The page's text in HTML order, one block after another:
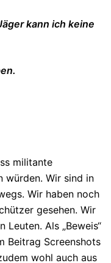
kann ich keine
militante
würden. Wir sind in
Wir haben noch
gesehen. Wir
Leuten. Als „Beweis“
Beitrag Screenshots
wohl auch aus